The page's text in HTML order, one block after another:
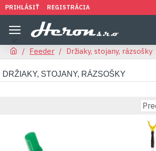
PRIHLÁSIŤ REGISTRÁCIA
Feeder Držiaky, stojany, rázsošky
DRŽIAKY, STOJANY, RÁZSOŠKY